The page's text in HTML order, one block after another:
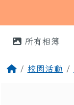
所有相簿
回首頁
校園活動